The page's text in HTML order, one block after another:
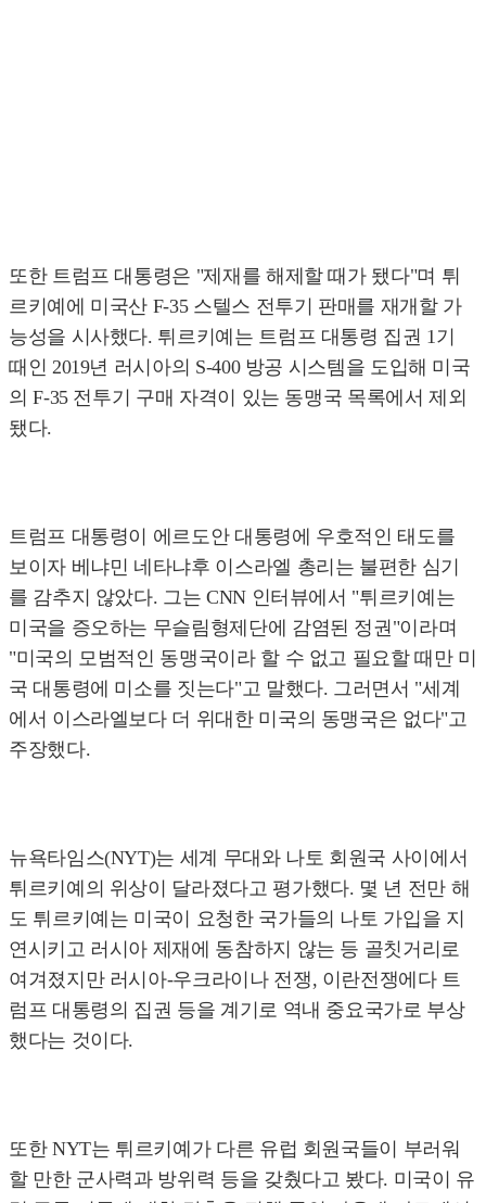
또한 트럼프 대통령은 "제재를 해제할 때가 됐다"며 튀
르키예에 미국산 F-35 스텔스 전투기 판매를 재개할 가
능성을 시사했다. 튀르키예는 트럼프 대통령 집권 1기
때인 2019년 러시아의 S-400 방공 시스템을 도입해 미국
의 F-35 전투기 구매 자격이 있는 동맹국 목록에서 제외
됐다.
트럼프 대통령이 에르도안 대통령에 우호적인 태도를
보이자 베냐민 네타냐후 이스라엘 총리는 불편한 심기
를 감추지 않았다. 그는 CNN 인터뷰에서 "튀르키예는
미국을 증오하는 무슬림형제단에 감염된 정권"이라며
"미국의 모범적인 동맹국이라 할 수 없고 필요할 때만 미
국 대통령에 미소를 짓는다"고 말했다. 그러면서 "세계
에서 이스라엘보다 더 위대한 미국의 동맹국은 없다"고
주장했다.
뉴욕타임스(NYT)는 세계 무대와 나토 회원국 사이에서
튀르키예의 위상이 달라졌다고 평가했다. 몇 년 전만 해
도 튀르키예는 미국이 요청한 국가들의 나토 가입을 지
연시키고 러시아 제재에 동참하지 않는 등 골칫거리로
여겨졌지만 러시아-우크라이나 전쟁, 이란전쟁에다 트
럼프 대통령의 집권 등을 계기로 역내 중요국가로 부상
했다는 것이다.
또한 NYT는 튀르키예가 다른 유럽 회원국들이 부러워
할 만한 군사력과 방위력 등을 갖췄다고 봤다. 미국이 유